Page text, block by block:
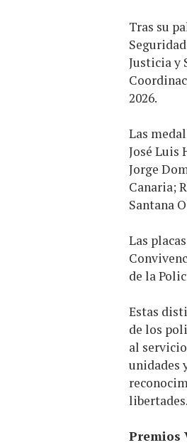
Tras su
Justicia y
2026.
Las
José Luis
Jorge
Canaria;
Santana
Las
de la
Estas
de los
al
unidades
libertades.
Premios